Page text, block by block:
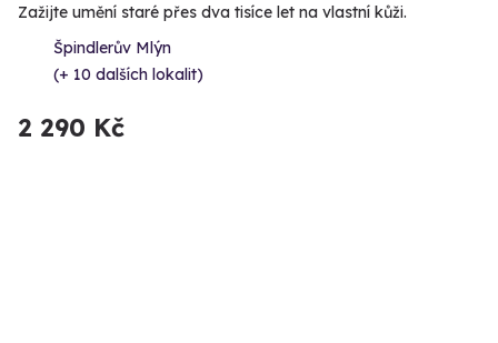
Zažijte umění staré přes dva tisíce let na vlastní kůži.
Špindlerův Mlýn
(+ 10 dalších lokalit)
2 290 Kč